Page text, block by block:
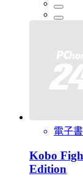
電子書
Kobo
Edition